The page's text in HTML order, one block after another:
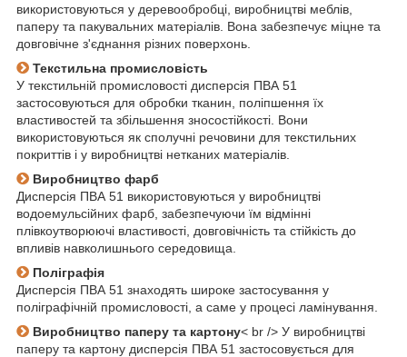
використовуються у деревообробці, виробництві меблів,
паперу та пакувальних матеріалів. Вона забезпечує міцне та
довговічне з'єднання різних поверхонь.
Текстильна промисловість
У текстильній промисловості дисперсія ПВА 51
застосовуються для обробки тканин, поліпшення їх
властивостей та збільшення зносостійкості. Вони
використовуються як сполучні речовини для текстильних
покриттів і у виробництві нетканих матеріалів.
Виробництво фарб
Дисперсія ПВА 51 використовуються у виробництві
водоемульсійних фарб, забезпечуючи їм відмінні
плівкоутворюючі властивості, довговічність та стійкість до
впливів навколишнього середовища.
Поліграфія
Дисперсія ПВА 51 знаходять широке застосування у
поліграфічній промисловості, а саме у процесі ламінування.
Виробництво паперу та картону< br /> У виробництві
паперу та картону дисперсія ПВА 51 застосовується для